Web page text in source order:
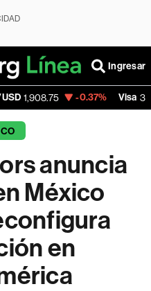
Ingresar
-0.37% Visa 368.54 -
anuncia
México
en